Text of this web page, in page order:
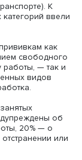
года
и селом,
19.
по
лет), между
и ниже